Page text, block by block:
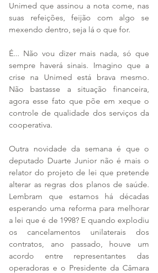
Unimed que assinou a nota come, nas
suas refeições, feijão com algo se
mexendo dentro, seja lá o que for.
É... Não vou dizer mais nada, só que
sempre haverá sinais. Imagino que a
crise na Unimed está brava mesmo.
Não bastasse a situação financeira,
agora esse fato que põe em xeque o
controle de qualidade dos serviços da
cooperativa.
Outra novidade da semana é que o
deputado Duarte Junior não é mais o
relator do projeto de lei que pretende
alterar as regras dos planos de saúde.
Lembram que estamos há décadas
esperando uma reforma para melhorar
a lei que é de 1998? E quando explodiu
os cancelamentos unilaterais dos
contratos, ano passado, houve um
acordo entre representantes das
operadoras e o Presidente da Câmara